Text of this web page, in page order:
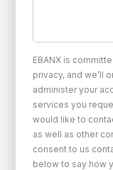
EBANX is
privacy, and we’ll
administer your
services you
would like to
as well as other
consent to us
below to say how